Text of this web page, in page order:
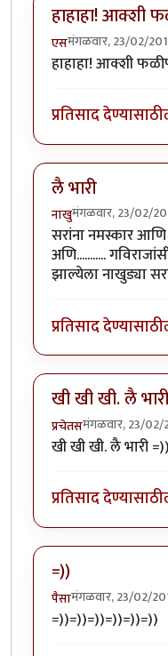
हाहाहा! आक्शी
एसमंगळवार, 23/02/
हाहाहा! आक्शी
प्रतिसाद देण्यासाठी
लै भारी
नाखुमंगळवार, 23/02/
सरांना नमस्कार
अणि...........
झाल्येला नाखुड्या
प्रतिसाद देण्यासाठी
खी खी खी. लै
प्रचेतसमंगळवार, 23/02/
खी खी खी. लै भारी =))
प्रतिसाद देण्यासाठी
=))
पैसामंगळवार, 23/02/
=))=))=))=))=))=))